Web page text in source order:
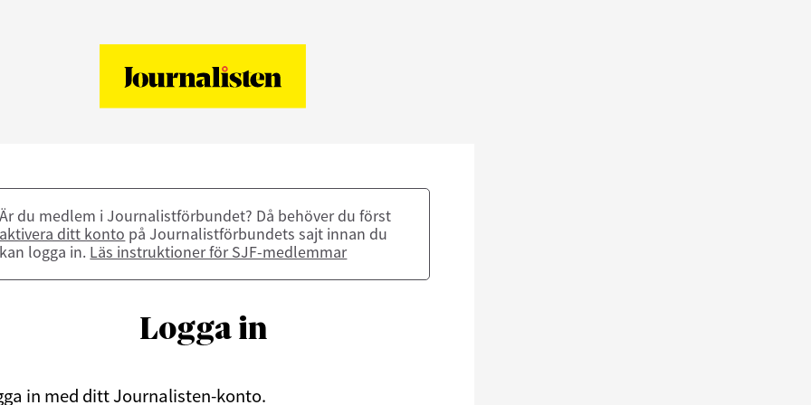
Är du medlem i Journalistförbundet? Då behöver du först
aktivera ditt konto på Journalistförbundets sajt innan du
kan logga in. Läs instruktioner för SJF-medlemmar
Logga in
in med ditt Journalisten-konto.